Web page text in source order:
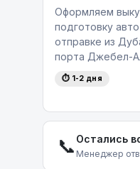
Оформляем
подготовку
отправке из
порта Джебел-
⏱ 1-2 дня
📞 Остались
Менеджер